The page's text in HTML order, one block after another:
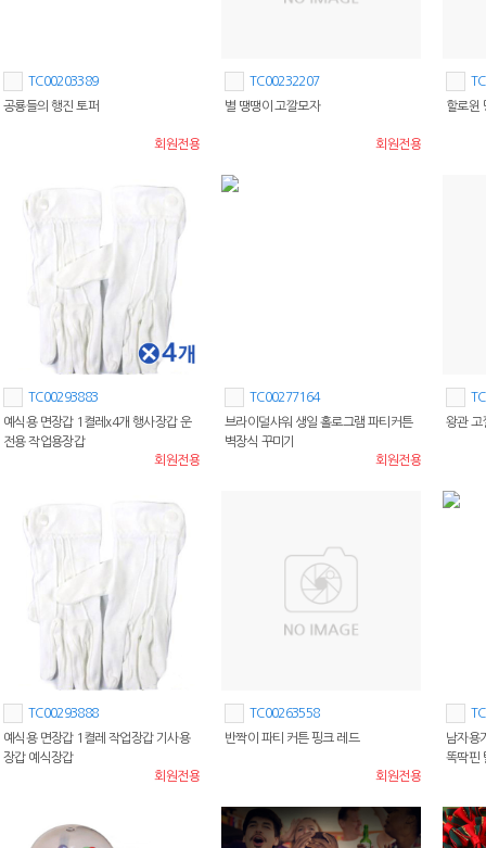
TC00203389
공룡들의 행진 토퍼
회원전용
TC00232207
별 땡땡이 고깔모자
회원전용
할로윈
TC00293883
예식용 면장갑 1켤레x4개 행사장갑 운
전용 작업용장갑
회원전용
TC00277164
브라이덜샤워 생일 홀로그램 파티커튼
벽장식 꾸미기
회원전용
왕관 고
TC00293888
예식용 면장갑 1켤레 작업장갑 기사용
장갑 예식장갑
회원전용
TC00263558
반짝이 파티 커튼 핑크 레드
회원전용
남자용
똑딱핀